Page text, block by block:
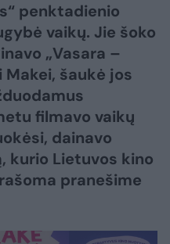
penktadienio
vaikų. Jie šoko
„Vasara –
Makei, šaukė jos
filmavo vaikų
dainavo
kurio Lietuvos kino
pranešime